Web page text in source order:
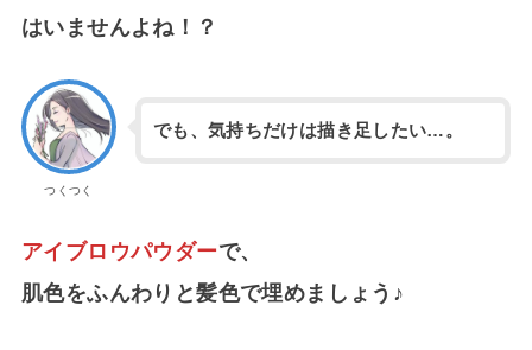
はいませんよね！？
つくつく
でも、気持ちだけは描き足したい…。
アイブロウパウダーで、
肌色をふんわりと髪色で埋めましょう♪